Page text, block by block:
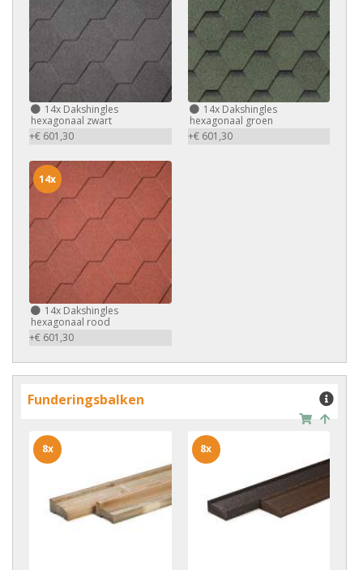
14x Dakshingles
hexagonaal zwart
+€ 601,30
14xDakshingles
hexagonaal groen
+€ 601,30
14x Dakshingles
hexagonaal rood
+€ 601,30
14x
Funderingsbalken
8x 8x